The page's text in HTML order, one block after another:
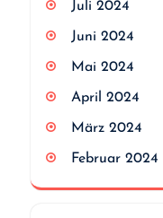
Juli 2024
Juni 2024
Mai 2024
April 2024
März 2024
Februar 2024